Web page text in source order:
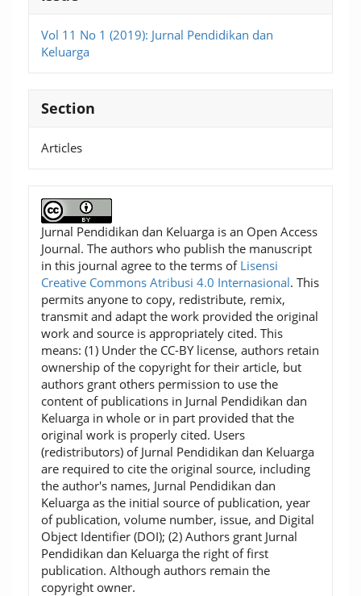
Vol 11 No 1 (2019): Jurnal Pendidikan dan
Keluarga
Section
Articles
Jurnal Pendidikan dan Keluarga is an Open Access
Journal. The authors who publish the manuscript
in this journal agree to the terms of Lisensi
Creative Commons Atribusi 4.0 Internasional. This
permits anyone to copy, redistribute, remix,
transmit and adapt the work provided the original
work and source is appropriately cited. This
means: (1) Under the CC-BY license, authors retain
ownership of the copyright for their article, but
authors grant others permission to use the
content of publications in Jurnal Pendidikan dan
Keluarga in whole or in part provided that the
original work is properly cited. Users
(redistributors) of Jurnal Pendidikan dan Keluarga
are required to cite the original source, including
the author's names, Jurnal Pendidikan dan
Keluarga as the initial source of publication, year
of publication, volume number, issue, and Digital
Object Identifier (DOI); (2) Authors grant Jurnal
Pendidikan dan Keluarga the right of first
publication. Although authors remain the
copyright owner.